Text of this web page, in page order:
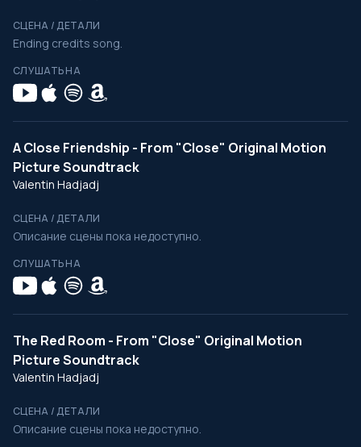
СЦЕНА / ДЕТАЛИ
Ending credits song.
СЛУШАТЬ НА
A Close Friendship - From "Close" Original Motion
Picture Soundtrack
Valentin Hadjadj
СЦЕНА / ДЕТАЛИ
Описание сцены пока недоступно.
СЛУШАТЬ НА
The Red Room - From "Close" Original Motion
Picture Soundtrack
Valentin Hadjadj
СЦЕНА / ДЕТАЛИ
Описание сцены пока недоступно.